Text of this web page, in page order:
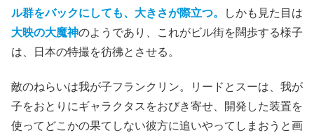
ル群をバックにしても、大きさが際立つ。
しかも見た目は
大映の大魔神のようであり、これがビル街を闊歩する様子
は、日本の特撮を彷彿とさせる。
敵のねらいは我が子フランクリン。リードとスーは、我が
子をおとりにギャラクタスをおびき寄せ、開発した装置を
使ってどこかの果てしない彼方に追いやってしまおうと画